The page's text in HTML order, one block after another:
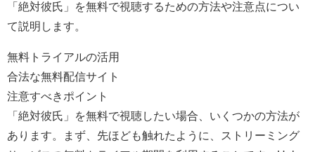
「絶対彼氏」を無料で視聴するための方法や注意点につい
て説明します。
無料トライアルの活用
合法な無料配信サイト
注意すべきポイント
「絶対彼氏」を無料で視聴したい場合、いくつかの方法が
あります。まず、先ほども触れたように、ストリーミング